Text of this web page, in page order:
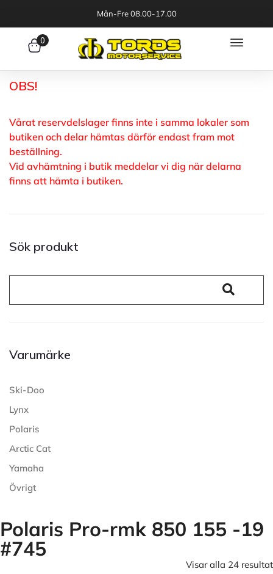
Mån-Fre 08.00-17.00
0
OBS!
Vårat reservdelslager finns inte i samma lokaler som
butiken och delar hämtas därför endast fram mot
beställning.
Vid avhämtning i butik meddelar vi dig när delarna
finns att hämta i butiken.
Sök produkt
Varumärke
Ski-Doo
Lynx
Polaris
Arctic Cat
Yamaha
Övrigt
Polaris Pro-rmk 850 155 -19
#745
Visar alla 24 resultat